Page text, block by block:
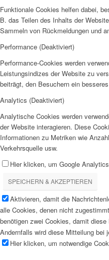
Funktionale Cookies helfen dabei,
B. das Teilen des Inhalts der
Sammeln von Rückmeldungen und
Performance (Deaktiviert)
Performance-Cookies werden
Leistungsindizes der Website zu
beiträgt, den Besuchern ein
Analytics (Deaktiviert)
Analytische Cookies werden
der Website interagieren. Diese
Informationen zu Metriken wie
Verkehrsquelle usw.
Hier klicken, um Google
SPEICHERN & AKZEPTIEREN
Aktivieren, damit die
alle Cookies, denen nicht
benötigen zwei Cookies, damit
Andernfalls wird diese Mitteilung bei
Hier klicken, um notwendige